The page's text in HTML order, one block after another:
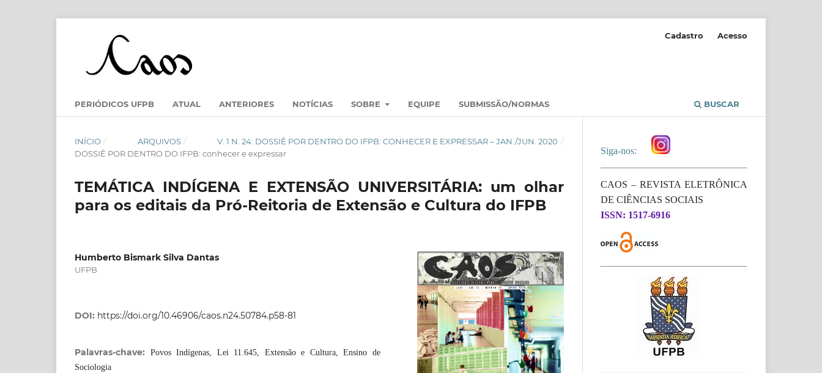
PERIÓDICOS UFPB ATUAL ANTERIORES NOTÍCIAS SOBRE EQUIPE SUBMISSÃO/NORMAS BUSCAR
Cadastro Acesso
INÍCIO / ARQUIVOS / V. 1 N. 24: DOSSIÊ POR DENTRO DO IFPB: CONHECER E EXPRESSAR – JAN./JUN. 2020 /
DOSSIÊ POR DENTRO DO IFPB: conhecer e expressar
TEMÁTICA INDÍGENA E EXTENSÃO UNIVERSITÁRIA: um olhar
para os editais da Pró-Reitoria de Extensão e Cultura do IFPB
Humberto Bismark Silva Dantas
UFPB
DOI: https://doi.org/10.46906/caos.n24.50784.p58-81
Palavras-chave:
Povos Indígenas, Lei 11.645, Extensão e Cultura, Ensino de
Sociologia
Siga-nos:
CAOS – REVISTA ELETRÔNICA
DE CIÊNCIAS SOCIAIS
ISSN: 1517-6916